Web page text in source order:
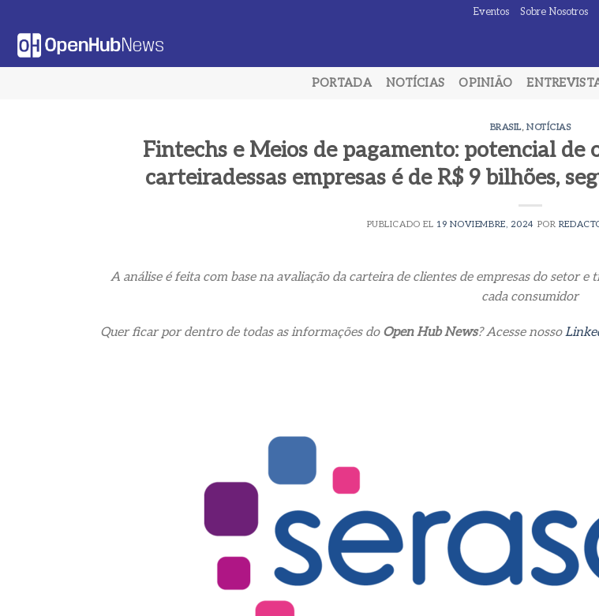
contenido
Eventos Sobre Nosotros
PORTADA NOTÍCIAS OPINIÃO
BRASIL, NOTÍCIAS
Fintechs e Meios de pagamento: potencial
carteiradessas empresas é de R$ 9 bilhões,
PUBLICADO EL 19 NOVIEMBRE, 2024 POR
A análise é feita com base na avaliação da carteira de clientes de empresas do setor
cada consumidor
Quer ficar por dentro de todas as informações do Open Hub News? Acesse nosso